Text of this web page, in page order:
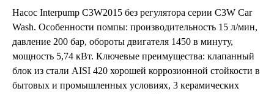
Насос Interpump С3W2015 без регулятора серии C3W Car
Wash. Особенности помпы: производительность 15 л/мин,
давление 200 бар, обороты двигателя 1450 в минуту,
мощность 5,74 кВт. Ключевые преимущества: клапанный
блок из стали AISI 420 хорошей коррозионной стойкости в
бытовых и промышленных условиях, 3 керамических